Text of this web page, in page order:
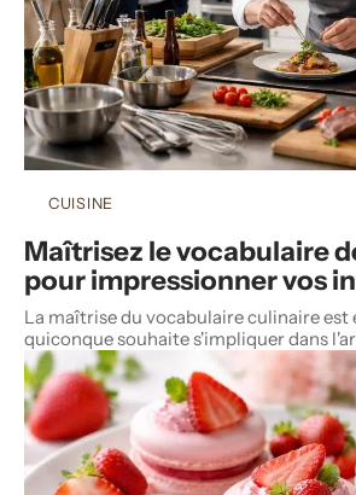
CUISINE
Maîtrisez le vocabulaire
pour impressionner vos
La maîtrise du vocabulaire culinaire est
quiconque souhaite s'impliquer dans